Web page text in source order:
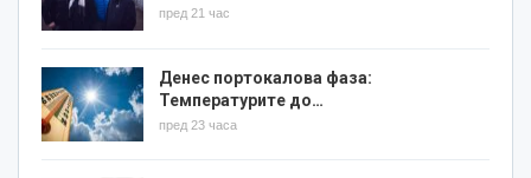
пред 21 час
Денес портокалова фаза:
Температурите до…
пред 23 часа